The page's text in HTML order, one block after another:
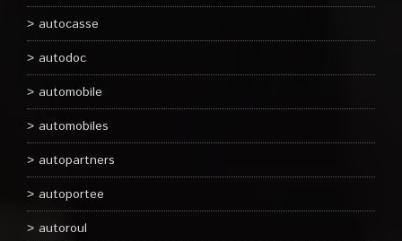
autocasse
autodoc
automobile
automobiles
autopartners
autoportee
autoroul